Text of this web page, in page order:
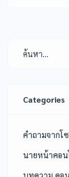
Categories
คำถามจากโ
นายหน้าคอน